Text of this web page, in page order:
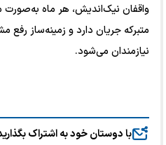
واقفان نیک‌اندیش، هر ماه
متبرکه جریان دارد و زمینه‌ساز
نیازمندان می‌شود.
با دوستان خود به اشتراک